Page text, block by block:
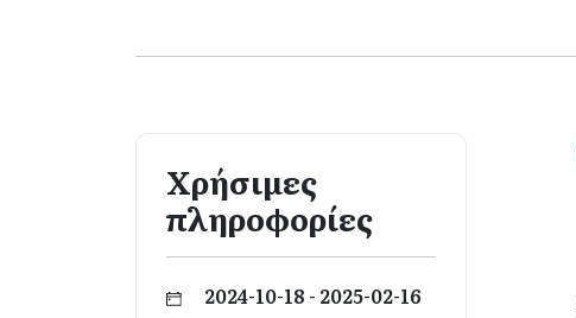
Χρήσιμες
πληροφορίες
2024-10-18 - 2025-02-16